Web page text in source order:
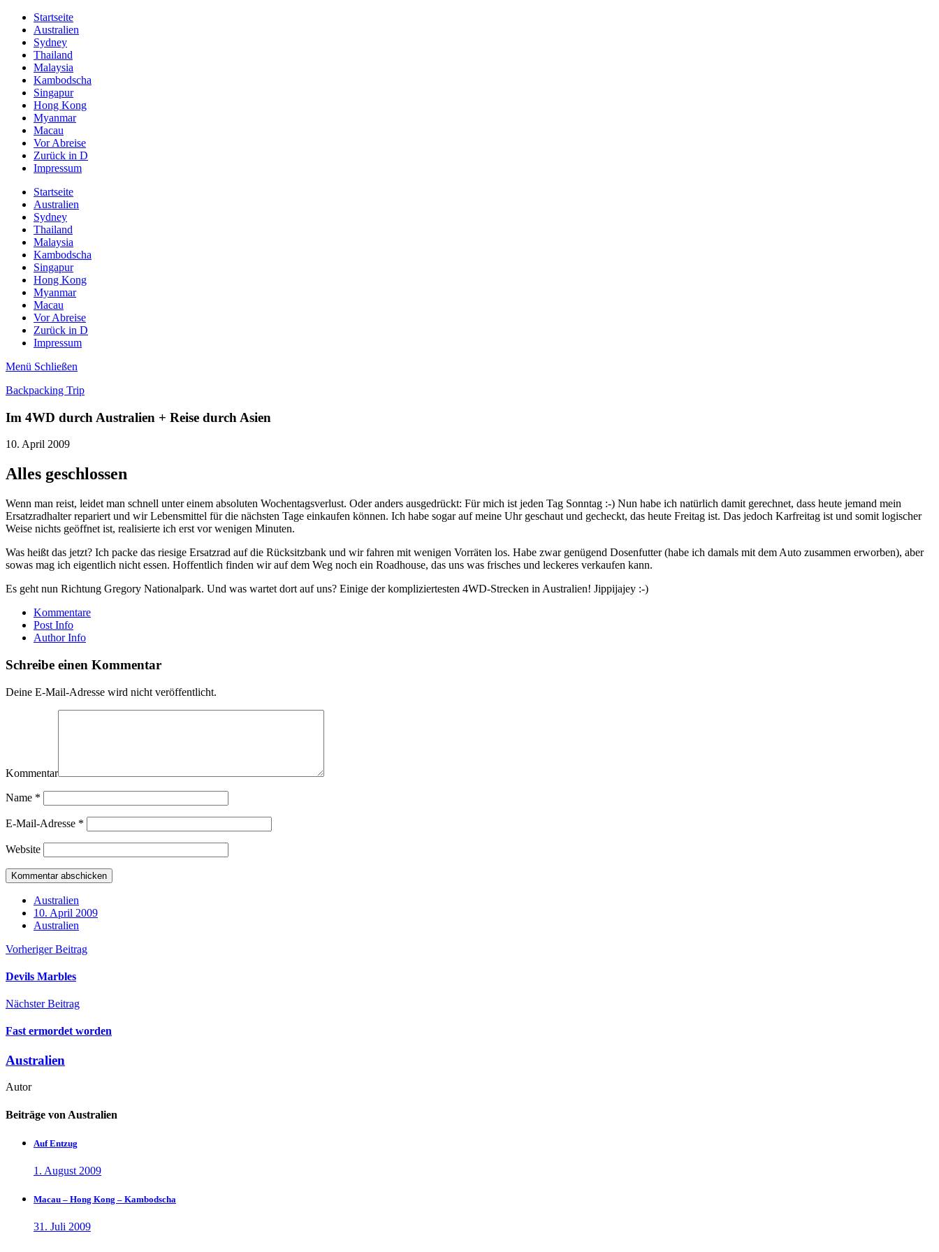
Startseite
Australien
Sydney
Thailand
Malaysia
Kambodscha
Singapur
Hong Kong
Myanmar
Macau
Vor Abreise
Zurück in D
Impressum
Startseite
Australien
Sydney
Thailand
Malaysia
Kambodscha
Singapur
Hong Kong
Myanmar
Macau
Vor Abreise
Zurück in D
Impressum
Menü Schließen
Backpacking Trip
Im 4WD durch Australien + Reise durch Asien
10. April 2009
Alles geschlossen
Wenn man reist, leidet man schnell unter einem absoluten Wochentagsverlust. Oder anders ausgedrückt: Für mich ist jeden Tag Sonntag :-) Nun habe ich natürlich damit gerechnet, dass heute jemand mein
Ersatzradhalter repariert und wir Lebensmittel für die nächsten Tage einkaufen können. Ich habe sogar auf meine Uhr geschaut und gecheckt, das heute Freitag ist. Das jedoch Karfreitag ist und somit logischer
Weise nichts geöffnet ist, realisierte ich erst vor wenigen Minuten.
Was heißt das jetzt? Ich packe das riesige Ersatzrad auf die Rücksitzbank und wir fahren mit wenigen Vorräten los. Habe zwar genügend Dosenfutter (habe ich damals mit dem Auto zusammen erworben), aber
sowas mag ich eigentlich nicht essen. Hoffentlich finden wir auf dem Weg noch ein Roadhouse, das uns was frisches und leckeres verkaufen kann.
Es geht nun Richtung Gregory Nationalpark. Und was wartet dort auf uns? Einige der kompliziertesten 4WD-Strecken in Australien! Jippijajey :-)
Kommentare
Post Info
Author Info
Schreibe einen Kommentar
Deine E-Mail-Adresse wird nicht veröffentlicht.
Kommentar
Name *
E-Mail-Adresse *
Website
Australien
10. April 2009
Australien
Vorheriger Beitrag
Devils Marbles
Nächster Beitrag
Fast ermordet worden
Australien
Autor
Beiträge von Australien
Auf Entzug
1. August 2009
Macau – Hong Kong – Kambodscha
31. Juli 2009